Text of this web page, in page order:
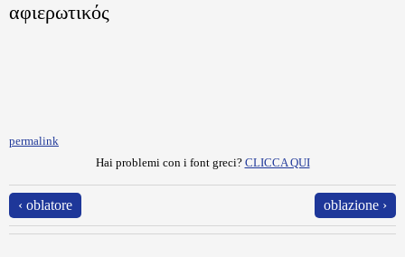
αφιερωτικός
permalink
Hai problemi con i font greci? CLICCA QUI
‹ oblatore oblazione ›